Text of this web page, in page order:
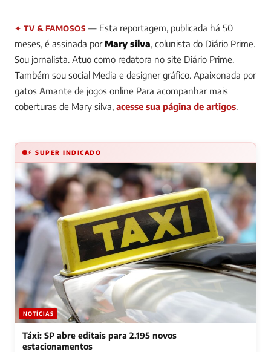
✦ TV & FAMOSOS — Esta reportagem, publicada há 50
meses, é assinada por Mary silva, colunista do Diário Prime.
Sou jornalista. Atuo como redatora no site Diário Prime.
Também sou social Media e designer gráfico. Apaixonada por
gatos Amante de jogos online Para acompanhar mais
coberturas de Mary silva, acesse sua página de artigos.
⚡ SUPER INDICADO
NOTÍCIAS
Táxi: SP abre editais para 2.195 novos
estacionamentos